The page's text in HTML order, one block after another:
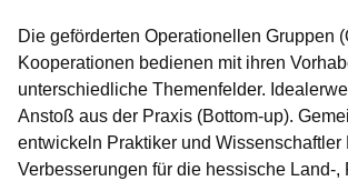
Die geförderten Operationellen Gruppen
Kooperationen bedienen mit ihren
unterschiedliche Themenfelder.
Anstoß aus der Praxis (Bottom-up).
entwickeln Praktiker und Wissenschaftler
Verbesserungen für die hessische Land-,